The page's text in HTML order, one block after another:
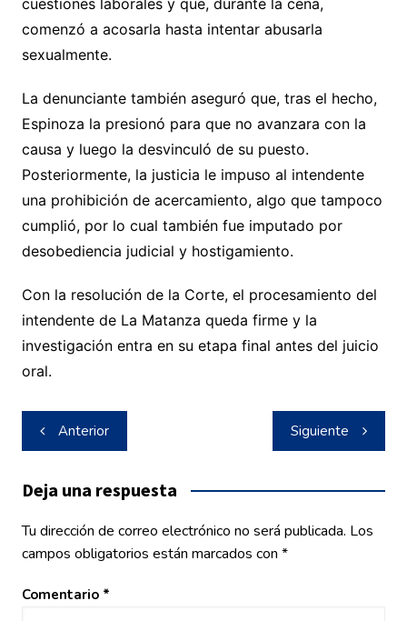
cuestiones laborales y que, durante la cena,
comenzó a acosarla hasta intentar abusarla
sexualmente.
La denunciante también aseguró que, tras el hecho,
Espinoza la presionó para que no avanzara con la
causa y luego la desvinculó de su puesto.
Posteriormente, la justicia le impuso al intendente
una prohibición de acercamiento, algo que tampoco
cumplió, por lo cual también fue imputado por
desobediencia judicial y hostigamiento.
Con la resolución de la Corte, el procesamiento del
intendente de La Matanza queda firme y la
investigación entra en su etapa final antes del juicio
oral.
Navegación
de
entradas
Anterior Siguiente
Deja una respuesta
Tu dirección de correo electrónico no será publicada. Los
campos obligatorios están marcados con *
Comentario *